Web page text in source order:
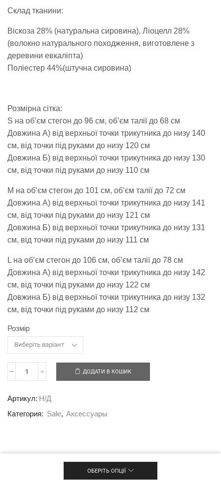
Склад тканини:
Віскоза 28% (натуральна сировина), Ліоцелл 28%
(волокно натурального походження, виготовлене з
деревини евкаліпта)
Поліестер 44%(штучна сировина)
Розмірна сітка:
S на об’єм стегон до 96 см, об’єм талії до 68 см
Довжина А) від верхньої точки трикутника до низу 140
см, від точки під руками до низу 120 см
Довжина Б) від верхньої точки трикутника до низу 130
см, від точки під руками до низу 110 см
М на об’єм стегон до 101 см, об’єм талії до 72 см
Довжина А) від верхньої точки трикутника до низу 141
см, від точки під руками до низу 121 см
Довжина Б) від верхньої точки трикутника до низу 131
см, від точки під руками до низу 111 см
L на об’єм стегон до 106 см, об’єм талії до 78 см
Довжина А) від верхньої точки трикутника до низу 142
см, від точки під руками до низу 122 см
Довжина Б) від верхньої точки трикутника до низу 132
см, від точки під руками до низу 112 см
Розмір
ДОДАТИ В КОШИК
Артикул: Н/Д
Категория: Sale, Аксессуары
© 2020 HARPER’S HOMEWEAR
ОБЕРІТЬ ОПЦІЇ